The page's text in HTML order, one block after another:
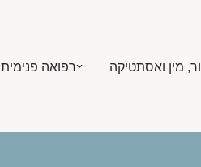
מין ואסתטיקה רפואה פנימית